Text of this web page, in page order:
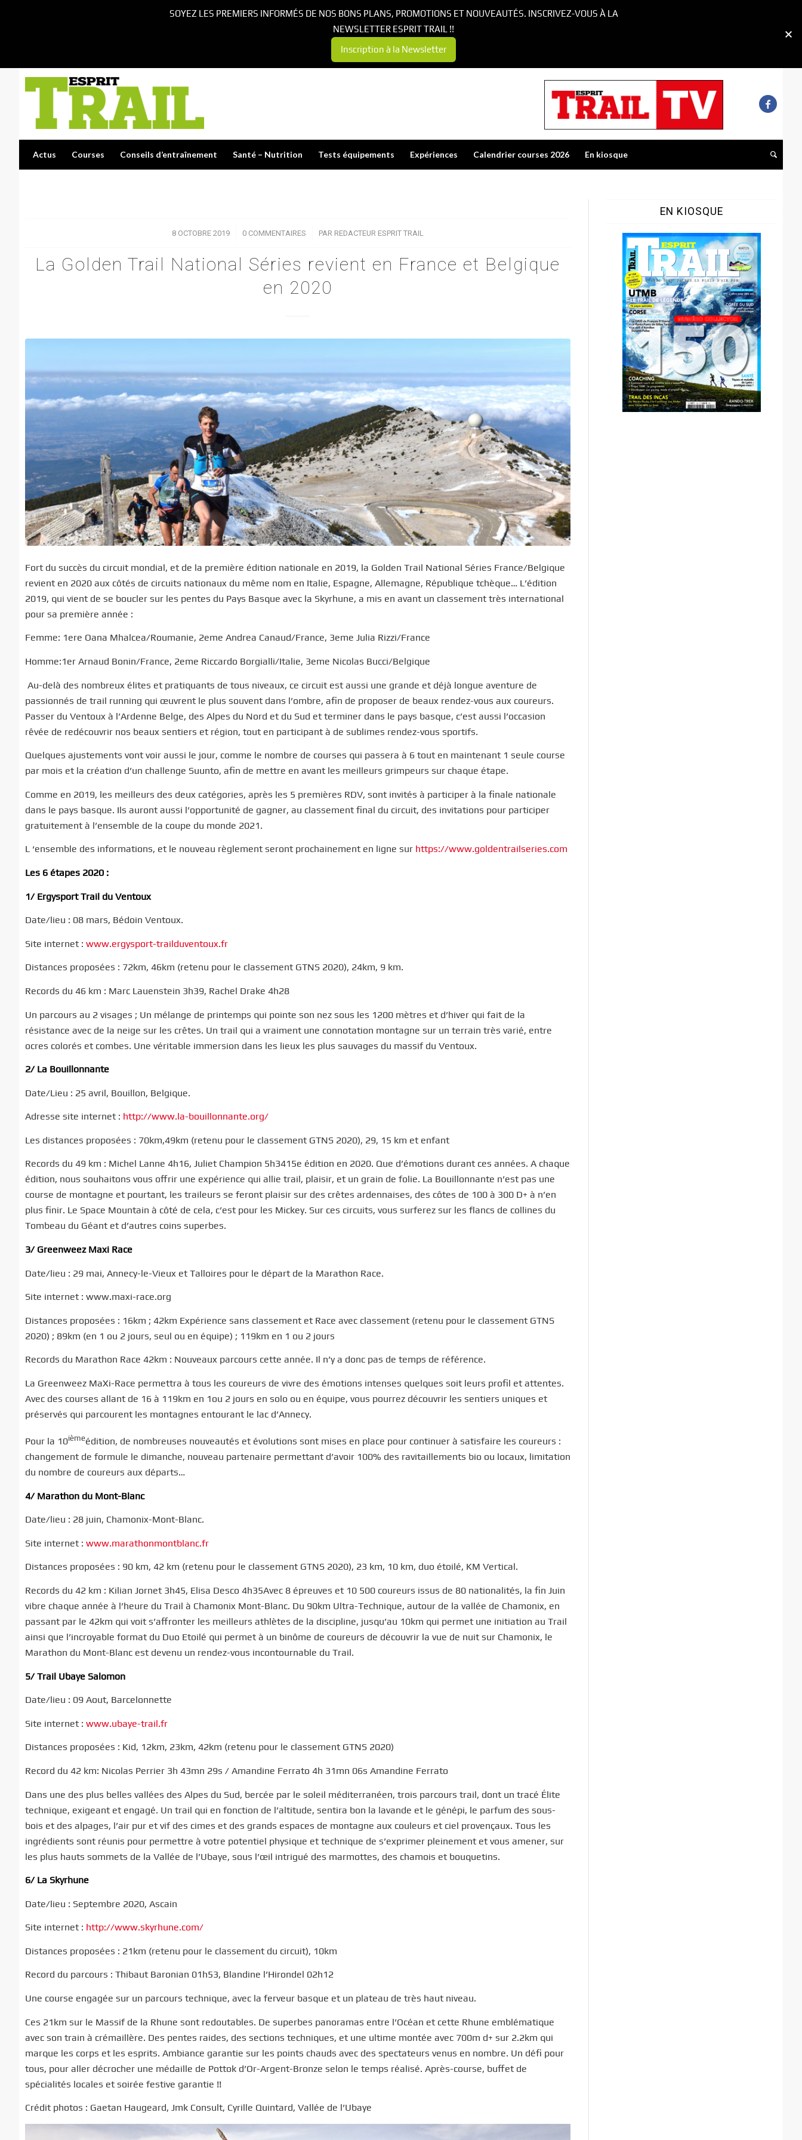
Actus Courses Conseils d’entraînement Santé – Nutrition Tests équipements Expériences Calendrier courses 2026 En kiosque
8 OCTOBRE 2019
/ 0 COMMENTAIRES
/ PAR REDACTEUR ESPRIT TRAIL
La Golden Trail National Séries revient en France et Belgique
en 2020
Fort du succès du circuit mondial, et de la première édition nationale en 2019, la Golden Trail National Séries France/Belgique
revient en 2020 aux côtés de circuits nationaux du même nom en Italie, Espagne, Allemagne, République tchèque… L’édition
2019, qui vient de se boucler sur les pentes du Pays Basque avec la Skyrhune, a mis en avant un classement très international
pour sa première année :
Femme: 1ere Oana Mhalcea/Roumanie, 2eme Andrea Canaud/France, 3eme Julia Rizzi/France
Homme:1er Arnaud Bonin/France, 2eme Riccardo Borgialli/Italie, 3eme Nicolas Bucci/Belgique
Au-delà des nombreux élites et pratiquants de tous niveaux, ce circuit est aussi une grande et déjà longue aventure de
passionnés de trail running qui œuvrent le plus souvent dans l’ombre, afin de proposer de beaux rendez-vous aux coureurs.
Passer du Ventoux à l’Ardenne Belge, des Alpes du Nord et du Sud et terminer dans le pays basque, c’est aussi l’occasion
rêvée de redécouvrir nos beaux sentiers et région, tout en participant à de sublimes rendez-vous sportifs.
Quelques ajustements vont voir aussi le jour, comme le nombre de courses qui passera à 6 tout en maintenant 1 seule course
par mois et la création d’un challenge Suunto, afin de mettre en avant les meilleurs grimpeurs sur chaque étape.
Comme en 2019, les meilleurs des deux catégories, après les 5 premières RDV, sont invités à participer à la finale nationale
dans le pays basque. Ils auront aussi l’opportunité de gagner, au classement final du circuit, des invitations pour participer
gratuitement à l’ensemble de la coupe du monde 2021.
L ‘ensemble des informations, et le nouveau règlement seront prochainement en ligne sur https://www.goldentrailseries.com
Les 6 étapes 2020 :
1/ Ergysport Trail du Ventoux
Date/lieu : 08 mars, Bédoin Ventoux.
Site internet : www.ergysport-trailduventoux.fr
Distances proposées : 72km, 46km (retenu pour le classement GTNS 2020), 24km, 9 km.
Records du 46 km : Marc Lauenstein 3h39, Rachel Drake 4h28
Un parcours au 2 visages ; Un mélange de printemps qui pointe son nez sous les 1200 mètres et d’hiver qui fait de la
résistance avec de la neige sur les crêtes. Un trail qui a vraiment une connotation montagne sur un terrain très varié, entre
ocres colorés et combes. Une véritable immersion dans les lieux les plus sauvages du massif du Ventoux.
2/ La Bouillonnante
Date/Lieu : 25 avril, Bouillon, Belgique.
Adresse site internet : http://www.la-bouillonnante.org/
Les distances proposées : 70km,49km (retenu pour le classement GTNS 2020), 29, 15 km et enfant
Records du 49 km : Michel Lanne 4h16, Juliet Champion 5h3415e édition en 2020. Que d’émotions durant ces années. A chaque
édition, nous souhaitons vous offrir une expérience qui allie trail, plaisir, et un grain de folie. La Bouillonnante n’est pas une
course de montagne et pourtant, les traileurs se feront plaisir sur des crêtes ardennaises, des côtes de 100 à 300 D+ à n’en
plus finir. Le Space Mountain à côté de cela, c’est pour les Mickey. Sur ces circuits, vous surferez sur les flancs de collines du
Tombeau du Géant et d’autres coins superbes.
3/ Greenweez Maxi Race
Date/lieu : 29 mai, Annecy-le-Vieux et Talloires pour le départ de la Marathon Race.
Site internet : www.maxi-race.org
Distances proposées : 16km ; 42km Expérience sans classement et Race avec classement (retenu pour le classement GTNS
2020) ; 89km (en 1 ou 2 jours, seul ou en équipe) ; 119km en 1 ou 2 jours
Records du Marathon Race 42km : Nouveaux parcours cette année. Il n’y a donc pas de temps de référence.
La Greenweez MaXi-Race permettra à tous les coureurs de vivre des émotions intenses quelques soit leurs profil et attentes.
Avec des courses allant de 16 à 119km en 1ou 2 jours en solo ou en équipe, vous pourrez découvrir les sentiers uniques et
préservés qui parcourent les montagnes entourant le lac d’Annecy.
Pour la 10ièmeédition, de nombreuses nouveautés et évolutions sont mises en place pour continuer à satisfaire les coureurs :
changement de formule le dimanche, nouveau partenaire permettant d’avoir 100% des ravitaillements bio ou locaux, limitation
du nombre de coureurs aux départs…
4/ Marathon du Mont-Blanc
Date/lieu : 28 juin, Chamonix-Mont-Blanc.
Site internet : www.marathonmontblanc.fr
Distances proposées : 90 km, 42 km (retenu pour le classement GTNS 2020), 23 km, 10 km, duo étoilé, KM Vertical.
Records du 42 km : Kilian Jornet 3h45, Elisa Desco 4h35Avec 8 épreuves et 10 500 coureurs issus de 80 nationalités, la fin Juin
vibre chaque année à l’heure du Trail à Chamonix Mont-Blanc. Du 90km Ultra-Technique, autour de la vallée de Chamonix, en
passant par le 42km qui voit s’affronter les meilleurs athlètes de la discipline, jusqu’au 10km qui permet une initiation au Trail
ainsi que l’incroyable format du Duo Etoilé qui permet à un binôme de coureurs de découvrir la vue de nuit sur Chamonix, le
Marathon du Mont-Blanc est devenu un rendez-vous incontournable du Trail.
5/ Trail Ubaye Salomon
Date/lieu : 09 Aout, Barcelonnette
Site internet : www.ubaye-trail.fr
Distances proposées : Kid, 12km, 23km, 42km (retenu pour le classement GTNS 2020)
Record du 42 km: Nicolas Perrier 3h 43mn 29s / Amandine Ferrato 4h 31mn 06s Amandine Ferrato
Dans une des plus belles vallées des Alpes du Sud, bercée par le soleil méditerranéen, trois parcours trail, dont un tracé Élite
technique, exigeant et engagé. Un trail qui en fonction de l’altitude, sentira bon la lavande et le génépi, le parfum des sous-
bois et des alpages, l’air pur et vif des cimes et des grands espaces de montagne aux couleurs et ciel provençaux. Tous les
ingrédients sont réunis pour permettre à votre potentiel physique et technique de s’exprimer pleinement et vous amener, sur
les plus hauts sommets de la Vallée de l’Ubaye, sous l’œil intrigué des marmottes, des chamois et bouquetins.
6/ La Skyrhune
Date/lieu : Septembre 2020, Ascain
Site internet : http://www.skyrhune.com/
Distances proposées : 21km (retenu pour le classement du circuit), 10km
Record du parcours : Thibaut Baronian 01h53, Blandine l’Hirondel 02h12
Une course engagée sur un parcours technique, avec la ferveur basque et un plateau de très haut niveau.
Ces 21km sur le Massif de la Rhune sont redoutables. De superbes panoramas entre l’Océan et cette Rhune emblématique
avec son train à crémaillère. Des pentes raides, des sections techniques, et une ultime montée avec 700m d+ sur 2.2km qui
marque les corps et les esprits. Ambiance garantie sur les points chauds avec des spectateurs venus en nombre. Un défi pour
tous, pour aller décrocher une médaille de Pottok d’Or-Argent-Bronze selon le temps réalisé. Après-course, buffet de
spécialités locales et soirée festive garantie !!
Crédit photos : Gaetan Haugeard, Jmk Consult, Cyrille Quintard, Vallée de l’Ubaye
EN KIOSQUE
SOYEZ LES PREMIERS INFORMÉS DE NOS BONS PLANS, PROMOTIONS ET NOUVEAUTÉS. INSCRIVEZ-VOUS À LA
NEWSLETTER ESPRIT TRAIL !!
Inscription à la Newsletter